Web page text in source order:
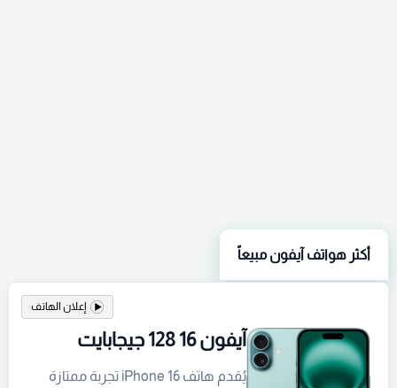
أكثر هواتف آيفون مبيعاً
إعلان الهاتف
آيفون 16 128 جيجابايت
يُقدم هاتف iPhone 16 تجربة ممتازة